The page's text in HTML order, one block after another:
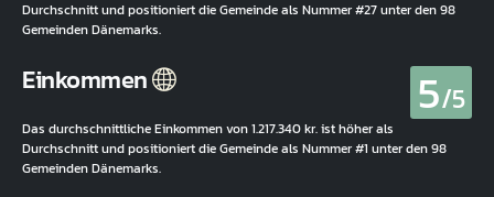
Durchschnitt und positioniert die Gemeinde als Nummer #27 unter den 98
Gemeinden Dänemarks.
Einkommen 5/5
Das durchschnittliche Einkommen von 1.217.340 kr. ist höher als
Durchschnitt und positioniert die Gemeinde als Nummer #1 unter den 98
Gemeinden Dänemarks.